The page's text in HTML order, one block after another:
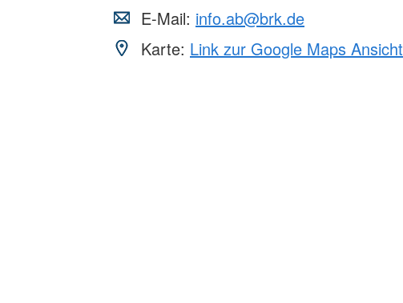
E-Mail: info.ab@brk.de
Karte: Link zur Google Maps Ansicht